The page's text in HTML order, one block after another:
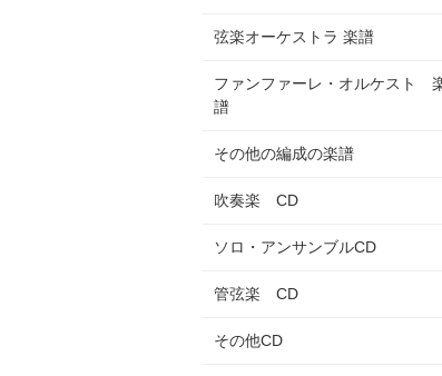
弦楽オーケストラ 楽譜
ファンファーレ・オルケスト
譜
その他の編成の楽譜
吹奏楽 CD
ソロ・アンサンブルCD
管弦楽 CD
その他CD